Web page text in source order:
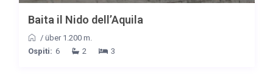
Baita il Nido dell’Aquila
/ über 1.200 m.
Ospiti: 6 2 3